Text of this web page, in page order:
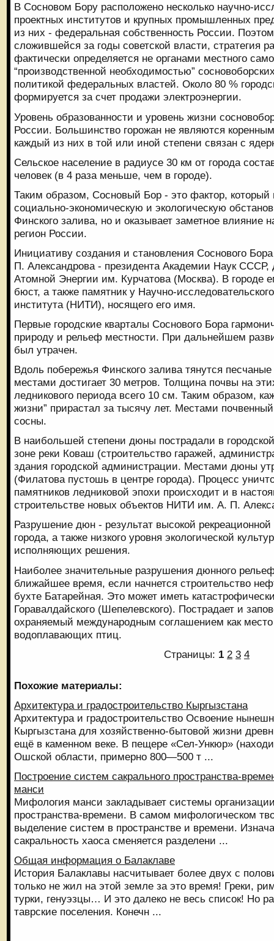
В Сосновом Бору расположено несколько научно-
проектных институтов и крупных промышленных
из них - федеральная собственность России.
сложившейся за годы советской власти, стратегия
фактически определяется не органами местного
“производственной необходимостью”
политикой федеральных властей. Около 80 %
формируется за счет продажи электроэнергии.
Уровень образованности и уровень жизни
России. Большинство горожан не являются
каждый из них в той или иной степени связан с
Сельское население в радиусе 30 км от города
человек (в 4 раза меньше, чем в городе).
Таким образом, Сосновый Бор - это фактор, который
социально-экономическую и экологическую
Финского залива, но и оказывает заметное влияние
регион России.
Инициативу создания и становления Соснового
П. Александрова - президента Академии Наук СССР,
Атомной Энергии им. Курчатова (Москва). В городе
бюст, а также памятник у Научно-
института (НИТИ), носящего его имя.
Первые городские кварталы Соснового Бора
природу и рельеф местности. При дальнейшем
был утрачен.
Вдоль побережья Финского залива тянутся
местами достигает 30 метров. Толщина почвы на
ледникового периода всего 10 см. Таким образом,
жизни” прирастал за тысячу лет. Местами
сосны.
В наибольшей степени дюны пострадали в
зоне реки Коваш (строительство гаражей,
здания городской администрации. Местами дюны
(Филатова пустошь в центре города). Процесс
памятников ледниковой эпохи происходит и в
строительстве новых объектов НИТИ им. А. П.
Разрушение дюн - результат высокой рекреационной
города, а также низкого уровня экологической
исполняющих решения.
Наиболее значительные разрушения дюнного
ближайшее время, если начнется строительство
бухте Батарейная. Это может иметь
Горавалдайского (Шепелевского). Пострадает и
охраняемый международным соглашением как место
водоплавающих птиц.
Страницы: 1 2 3 4
Похожие материалы:
Архитектура и градостроительство Кыргызстана
Архитектура и градостроительство Освоение
Кыргызстана для хозяйственно-бытовой жизни
ещё в каменном веке. В пещере «Сел-Ункюр»
Ошской области, примерно 800—500 т ...
Построение систем сакрального пространства-
манси
Мифология манси закладывает системы
пространства-времени. В самом мифологическом
выделение систем в пространстве и времени.
сакральность хаоса сменяется разделени ...
Общая информация о Балаклаве
История Балаклавы насчитывает более двух с
только не жил на этой земле за это время! Греки,
турки, генуэзцы… И это далеко не весь список! Но
таврские поселения. Конечн ...